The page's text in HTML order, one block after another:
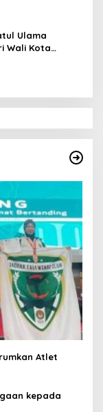
Ulama
Wali Kota
Atlet
kepada